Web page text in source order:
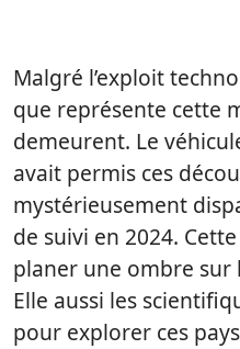
Malgré l’exploit
que représente cette
demeurent. Le
avait permis ces
mystérieusement
de suivi en 2024.
planer une ombre sur
Elle aussi les
pour explorer ces